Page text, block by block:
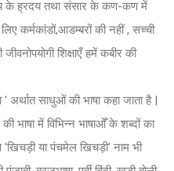
के ह्रदय तथा संसार के कण-कण में
कर्मकांडों,आडम्बरों की नहीं , सच्ची
शिक्षाएँ हमें कबीर की
अर्थात साधुओं की भाषा कहा जाता है |
भाषा में विभिन्न भाषाओँ के शब्दों का
'खिचड़ी या पंचमेल खिचड़ी' नाम भी